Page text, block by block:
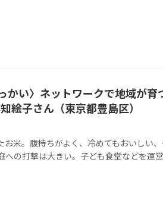
かい〉ネットワークで地域が育
絵子さん（東京都豊島区）
米。腹持ちがよく、冷めてもおいしい
の打撃は大きい。子ども食堂などを運